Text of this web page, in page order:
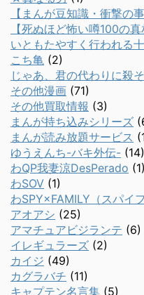
【まんが豆知識・衝撃の事
【死ぬほど怖い噂100の真
いともたやすく行われる
こち亀 (2)
じゃあ、君の代わりに殺
その他漫画 (71)
その他買取情報 (3)
まんが持ち込みシリーズ
まんが読み放題サービス
ゆうえんち-バキ外伝- (14)
わQP我妻涼DesPerado (1)
わSOV (1)
わSPY×FAMILY（スパイ
アオアシ (25)
アマチュアビジランテ (6)
イレギュラーズ (2)
カイジ (49)
カグラバチ (11)
キャプテン名言集 (5)